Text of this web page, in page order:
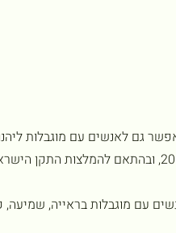
גם לאנשים עם מוגבלות
עם מוגבלות בראייה, שמיעה,